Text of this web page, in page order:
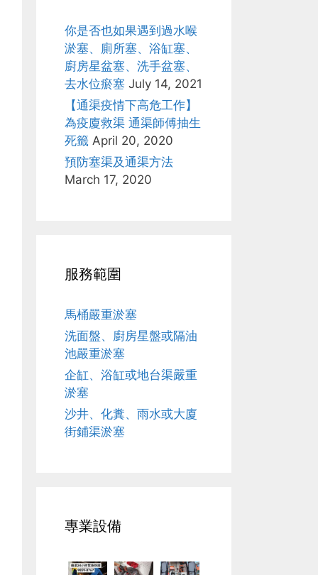
你是否也如果遇到過水喉
淤塞、廁所塞、浴缸塞、
廚房星盆塞、洗手盆塞、
去水位瘀塞 July 14, 2021
【通渠疫情下高危工作】
為疫廈救渠 通渠師傅抽生
死籤 April 20, 2020
預防塞渠及通渠方法
March 17, 2020
服務範圍
馬桶嚴重淤塞
洗面盤、廚房星盤或隔油
池嚴重淤塞
企缸、浴缸或地台渠嚴重
淤塞
沙井、化糞、雨水或大廈
街鋪渠淤塞
專業設備